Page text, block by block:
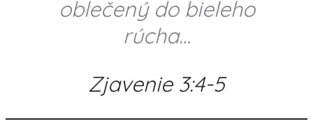
oblečený do bieleho
rúcha…
Zjavenie 3:4-5